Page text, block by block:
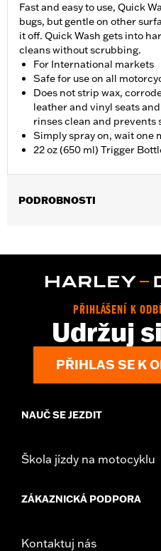
Fast and easy to use, Quick
bugs, but gentle on other
it off. Quick Wash gets into
cleans without scrubbing.
For International markets
Safe for use on all
Does not strip wax,
leather and vinyl seats
rinses clean and prevents
Simply spray on, wait one
22 oz (650 ml) Trigger
PODROBNOSTI
In the Box: 22-fl oz (650 ml)
PŘIHLÁŠENÍ K
Udržuj
PŘIHLAS SE K
NAUČ SE JEZDIT
Škola jízdy na motocyklu
ZÁKAZNICKÁ PODPORA
Kontaktuj nás